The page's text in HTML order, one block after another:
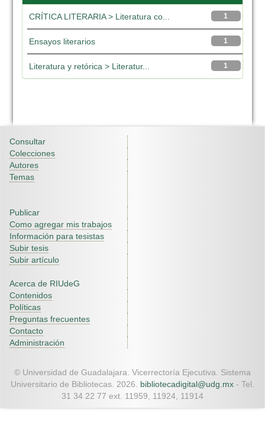
1
CRÍTICA LITERARIA > Literatura co...
1
Ensayos literarios
1
Literatura y retórica > Literatur...
Consultar
Colecciones
Autores
Temas
Publicar
Como agregar mis trabajos
Información para tesistas
Subir tesis
Subir artículo
Acerca de RIUdeG
Contenidos
Políticas
Preguntas frecuentes
Contacto
Administración
© Universidad de Guadalajara. Vicerrectoría Ejecutiva. Sistema
Universitario de Bibliotecas. 2026. bibliotecadigital@udg.mx - Tel.
31 34 22 77 ext. 11959, 11924, 11914